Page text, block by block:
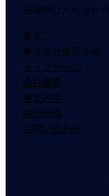
茨城県ひたちなか
東京OFFICE
東京都台東区小島2-
トップページ
会社概要
事業内容
採用情報
お問い合わせ